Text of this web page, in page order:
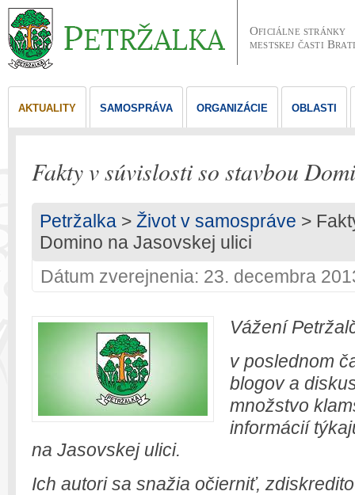
Oficiálne stránky
mestskej časti
AKTUALITY SAMOSPRÁVA ORGANIZÁCIE OBLASTI
Fakty v súvislosti so stavbou
Petržalka > Život v samospráve >
Domino na Jasovskej ulici
Dátum zverejnenia: 23. decembra
Vážení
v poslednom
blogov a
množstvo
informácií
na Jasovskej ulici.
Ich autori sa snažia očierniť,